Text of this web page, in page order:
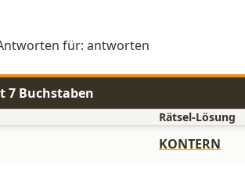
für: antworten
Buchstaben
Rätsel-Lösung
KONTERN